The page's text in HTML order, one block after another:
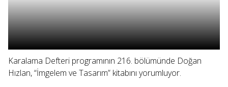
Karalama Defteri programının 216. bölümünde Doğan
Hızlan, “İmgelem ve Tasarım” kitabını yorumluyor.